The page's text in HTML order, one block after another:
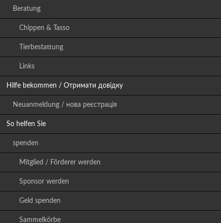
Beratung
Chippen & Tasso
Tierbestattung
Links
Hilfe bekommen / Отримати довідку
Neuanmeldung / нова реєстрація
So helfen Sie
spenden
Mitglied / Förderer werden
Sponsor werden
Geld spenden
Sammelkörbe